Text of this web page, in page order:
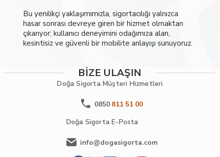
Bu yenilikçi yaklaşımımızla, sigortacılığı yalnızca
hasar sonrası devreye giren bir hizmet olmaktan
çıkarıyor; kullanıcı deneyimini odağımıza alan,
kesintisiz ve güvenli bir mobilite anlayışı sunuyoruz.
BİZE ULAŞIN
Doğa Sigorta Müşteri Hizmetleri
0850 811 51 00
Doğa SigortaE-Posta
info@dogasigorta.com